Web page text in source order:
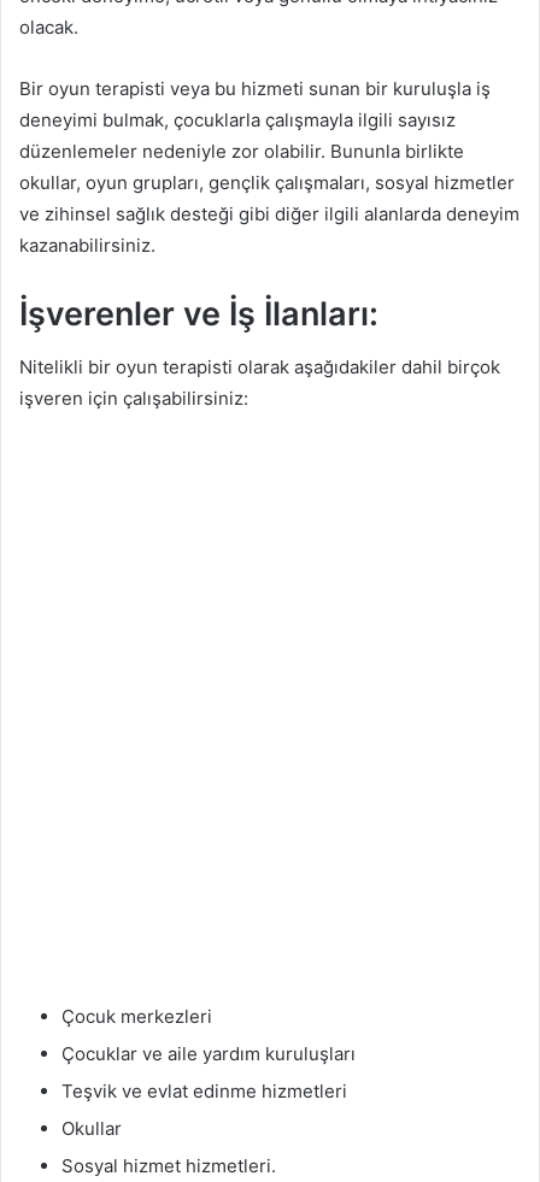
olacak.
Bir oyun terapisti veya bu hizmeti sunan bir kuruluşla iş
deneyimi bulmak, çocuklarla çalışmayla ilgili sayısız
düzenlemeler nedeniyle zor olabilir. Bununla birlikte
okullar, oyun grupları, gençlik çalışmaları, sosyal hizmetler
ve zihinsel sağlık desteği gibi diğer ilgili alanlarda deneyim
kazanabilirsiniz.
İşverenler ve İş İlanları:
Nitelikli bir oyun terapisti olarak aşağıdakiler dahil birçok
işveren için çalışabilirsiniz:
Çocuk merkezleri
Çocuklar ve aile yardım kuruluşları
Teşvik ve evlat edinme hizmetleri
Okullar
Sosyal hizmet hizmetleri.